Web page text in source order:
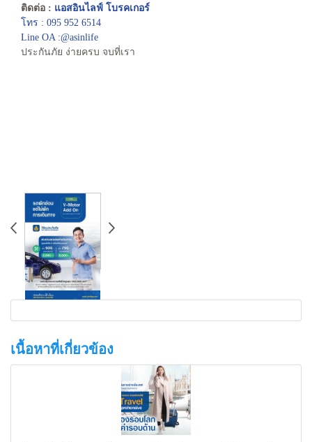
ติดต่อ : แอสอินไลฟ์ โบรคเกอร์
โทร : 095 952 6514
Line OA :@asinlife
ประกันภัย ง่ายครบ จบที่เรา
เนื้อหาที่เกี่ยวข้อง